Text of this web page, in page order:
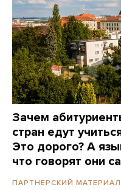
Зачем
стран едут
Это дорого? А
что говорят они
ПАРТНЕРСКИЙ МАТЕРИАЛ